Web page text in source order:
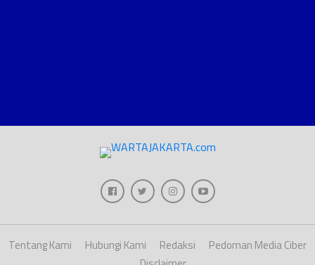
Tentang Kami Hubungi Kami Redaksi
Pedoman Media Ciber